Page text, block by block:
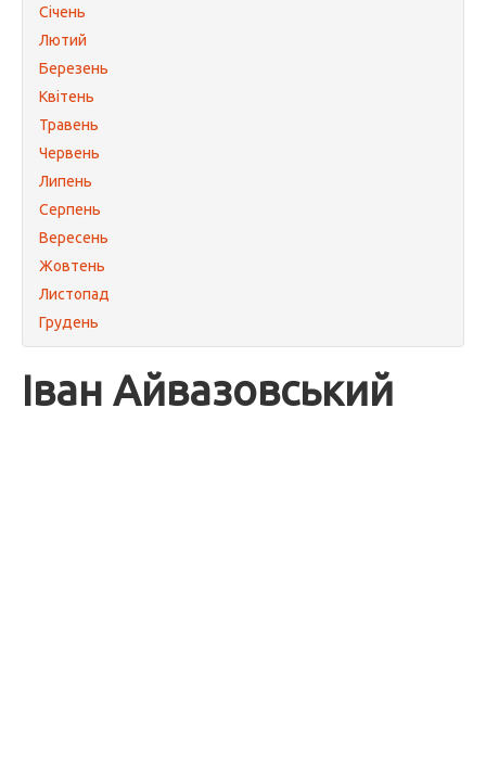
Січень
Лютий
Березень
Квітень
Травень
Червень
Липень
Серпень
Вересень
Жовтень
Листопад
Грудень
Іван Айвазовський